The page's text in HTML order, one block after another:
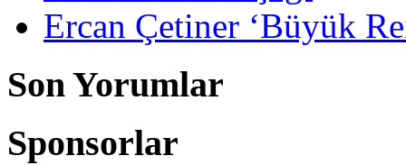
Ercan Çetiner ‘Büyük
Son Yorumlar
Sponsorlar